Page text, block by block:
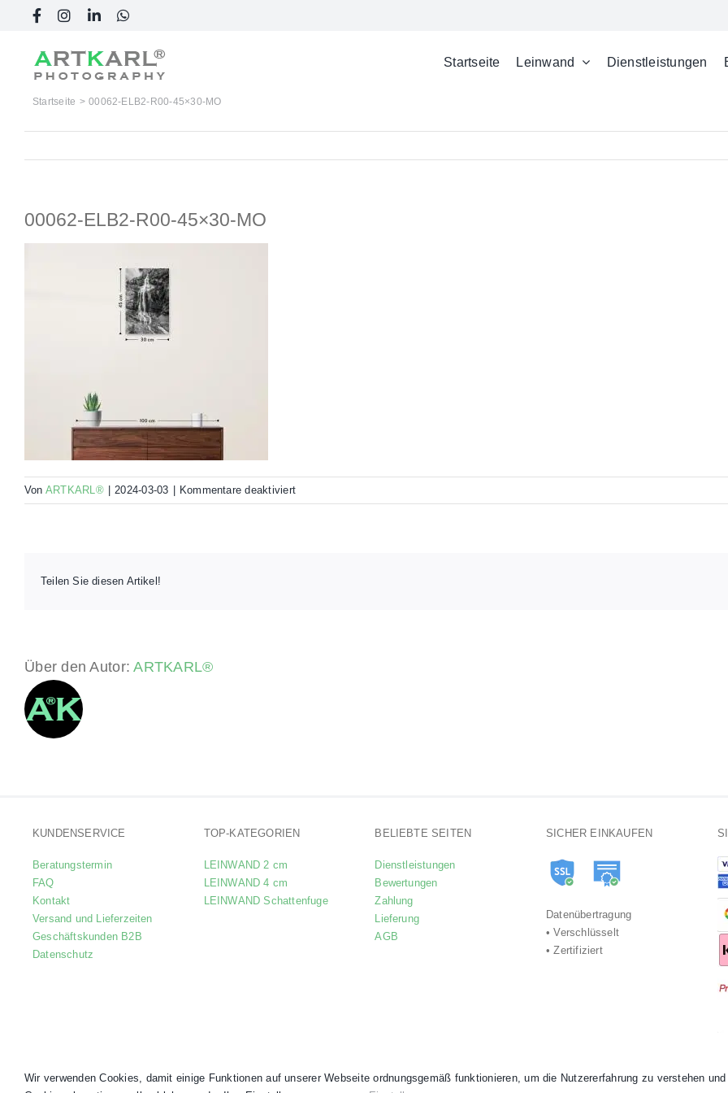
content
FacebookInstagram
LinkedInWhatsApp
Startseite Leinwand Dienstleistungen
Startseite 00062-ELB2-R00-45×30-MO
00062-ELB2-R00-45×30-MO
Von ARTKARL® 2024-03-03 Kommentare deaktiviertfür
00062-
Teilen Sie diesen Artikel!
Über den Autor:ARTKARL®
KUNDENSERVICE
Beratungstermin
FAQ
Kontakt
Versand und Lieferzeiten
Geschäftskunden B2B
Datenschutz
TOP-KATEGORIEN
LEINWAND 2 cm
LEINWAND 4 cm
LEINWAND Schattenfuge
BELIEBTE SEITEN
Dienstleistungen
Bewertungen
Zahlung
Lieferung
AGB
SICHER EINKAUFEN
Datenübertragung
• Verschlüsselt
• Zertifiziert
Wir verwenden Cookies, damit einige Funktionen auf unserer Webseite ordnungsgemäß funktionieren, um die Nutzererfahrung zu verstehen